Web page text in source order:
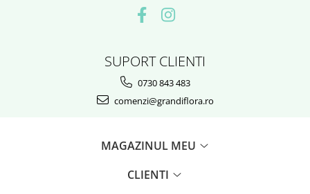
SUPORT CLIENTI
0730 843 483
comenzi@grandiflora.ro
MAGAZINUL MEU
CLIENTI